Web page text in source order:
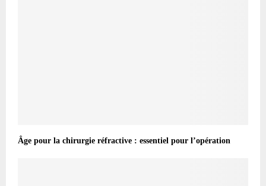
Âge pour la chirurgie réfractive : essentiel pour l’opération